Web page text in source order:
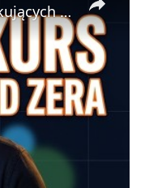
🎓 Jak Stworzyć Kurs Online od Zera — Pełny Tutorial dla Początkujących (Rejestracji do Publikacji)